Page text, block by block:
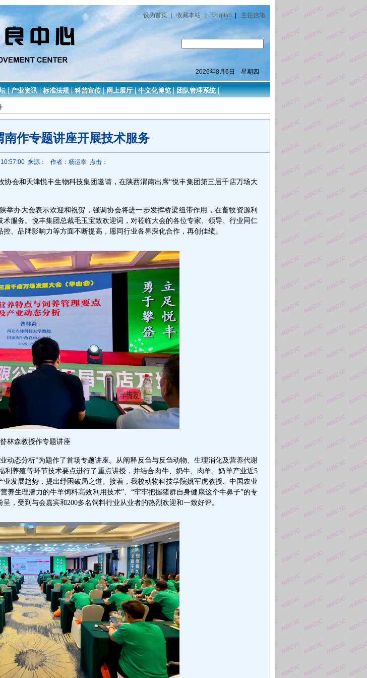
设为首页 收藏本站 English 主任信箱
2026年8月6日 星期四
产业资讯 标准法规 科普宣传 网上展厅 牛文化博览 团队管理系统
南作专题讲座开展技术服务
来源： 作者：杨运幸 点击：
协会和天津悦丰生物科技集团邀请，在陕西渭南出席“悦丰集团第三届千店万场大
办大会表示欢迎和祝贺，强调协会将进一步发挥桥梁纽带作用，在畜牧资源利
服务。悦丰集团总裁毛玉宝致欢迎词，对莅临大会的各位专家、领导、行业同仁
、品牌影响力等方面不断提高，愿同行业各界深化合作，再创佳绩。
昝林森教授作专题讲座
动态分析”为题作了首场专题讲座。从阐释反刍与反刍动物、生理消化及营养代谢
养殖等环节技术要点进行了重点讲授，并结合肉牛、奶牛、肉羊、奶羊产业近5
发展趋势，提出纾困破局之道。接着，我校动物科技学院姚军虎教授、中国农业
养生理潜力的牛羊饲料高效利用技术”、 “牢牢把握猪群自身健康这个牛鼻子”的专
呈，受到与会嘉宾和200多名饲料行业从业者的热烈欢迎和一致好评。